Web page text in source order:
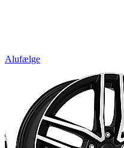
Alufælge